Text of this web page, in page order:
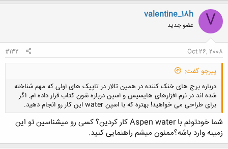
V
valentine_18h
عضو جدید
Oct 26, 2008
#132
پیرجو گفت:
درباره برج های خنک کننده در همین تالار در تاپیک های اولی که مهم شناخته
شده اند در نرم افزارهای هایسیس و اسپن درباره شون کتاب قرار داده ام. اگر
برای طراحی می خواهید! بهتره که با اسپن water این کار رو انجام دهید.
شما خودتونم با Aspen water کار کردین؟ کسی رو میشناسین تو این
زمینه وارد باشه؟ممنون میشم راهنمایی کنید.